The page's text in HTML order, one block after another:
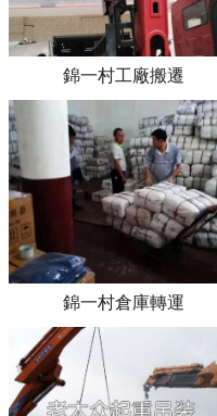
錦一村工廠搬遷
錦一村倉庫轉運